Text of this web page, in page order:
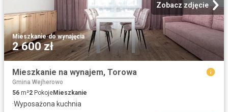
Zobacz zdjęcie
Mieszkanie·do wynajęcia
2 600 zł
Mieszkanie na wynajem, Torowa
Gmina Wejherowo
56 m²2 PokojeMieszkanie
·Wyposażona kuchnia